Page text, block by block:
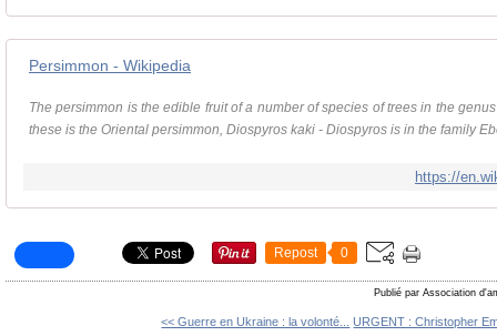
Persimmon - Wikipedia
The persimmon is the edible fruit of a number of species of trees in the
these is the Oriental persimmon, Diospyros kaki - Diospyros is in the family
https://
Repost 0
Publié par Association
<< Guerre en Ukraine : la volonté... URGENT : Christopher